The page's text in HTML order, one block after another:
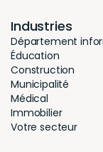
Industries
Département
Éducation
Construction
Municipalité
Médical
Immobilier
Votre secteur